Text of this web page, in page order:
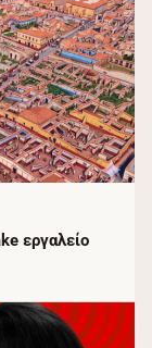
εργαλείο